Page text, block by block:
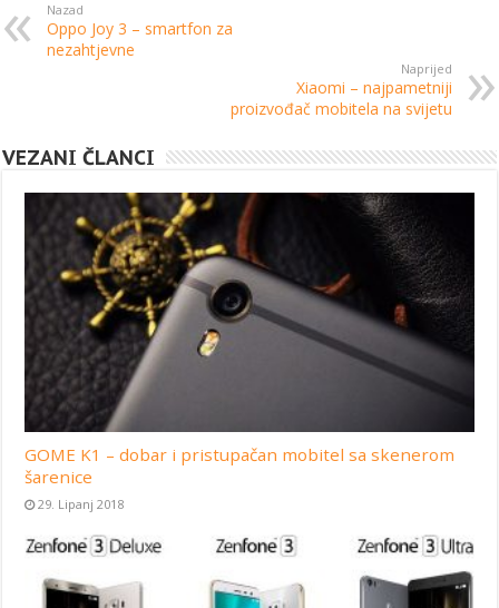
Nazad
Oppo Joy 3 – smartfon za
nezahtjevne
Naprijed
Xiaomi – najpametniji
proizvođač mobitela na svijetu
VEZANI ČLANCI
GOME K1 – dobar i pristupačan mobitel sa skenerom
šarenice
29. Lipanj 2018